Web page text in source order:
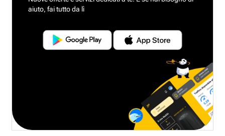
aiuto, fai tutto da lì